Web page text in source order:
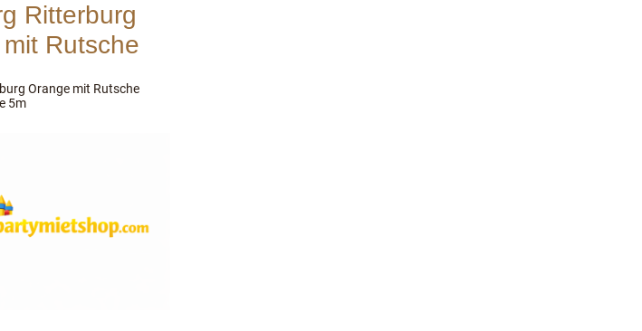
Ritterburg
Rutsche
Orange mit Rutsche
5m